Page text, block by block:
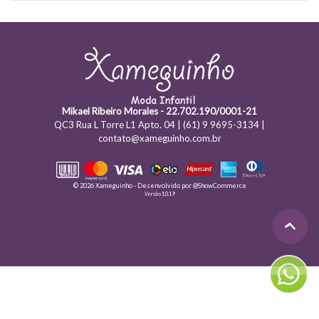
Mikael Ribeiro Morales - 22.702.190/0001-21
QC3 Rua L Torre L1 Apto. 04 | (61) 9 9695-3134 |
contato@xameguinho.com.br
© 2026 Xameguinho - Desenvolvido por@ShowCommerce
Versão 1.0.19